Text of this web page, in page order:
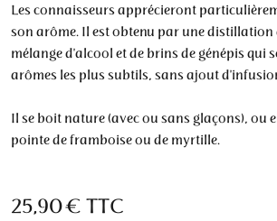
Les connaisseurs apprécieront
son arôme. Il est obtenu par une distillation
mélange d'alcool et de brins de génépis qui
arômes les plus subtils, sans ajout
Il se boit nature (avec ou sans glaçons), ou
pointe de framboise ou de myrtille.
25,90 €TTC